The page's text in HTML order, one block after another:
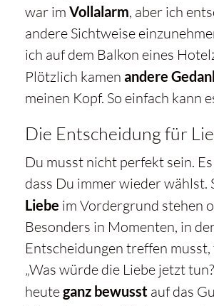
war im Vollalarm, aber ich
andere Sichtweise
ich auf dem Balkon eines
Plötzlich kamen andere
meinen Kopf. So einfach kann
Die Entscheidung für
Du musst nicht perfekt sein.
Liebe im Vordergrund stehen
Besonders in Momenten, in
Entscheidungen treffen
„Was würde die Liebe jetzt
heuteganz bewusstauf das